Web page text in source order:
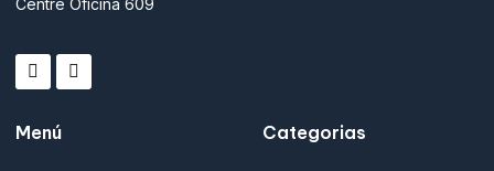
Centre Oficina 609
Menú Categorias